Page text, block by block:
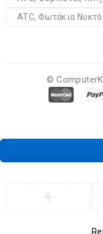
ATC, Φωτάκια
©